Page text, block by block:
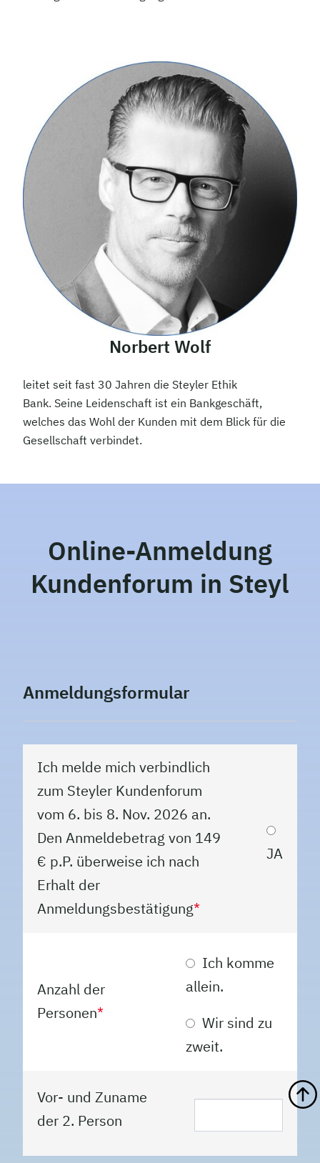
Norbert Wolf
leitet seit fast 30 Jahren die Steyler Ethik
Bank. Seine Leidenschaft ist ein Bankgeschäft,
welches das Wohl der Kunden mit dem Blick für die
Gesellschaft verbindet.
Online-Anmeldung
Kundenforum in Steyl
Anmeldungsformular
Ich melde mich verbindlich
zum Steyler Kundenforum
vom 6. bis 8. Nov. 2026 an.
Den Anmeldebetrag von 149
€ p.P. überweise ich nach
Erhalt der
Anmeldungsbestätigung*
JA
Anzahl der
Personen*
Ich komme
allein.
Wir sind zu
zweit.
Vor- und Zuname
der 2. Person